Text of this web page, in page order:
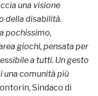
una visione
della disabilità.
pochissimo,
giochi, pensata per
a tutti. Un gesto
una comunità più
Sindaco di